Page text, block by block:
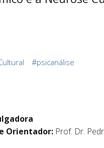
#psicanálise
Orientador: Prof. Dr.